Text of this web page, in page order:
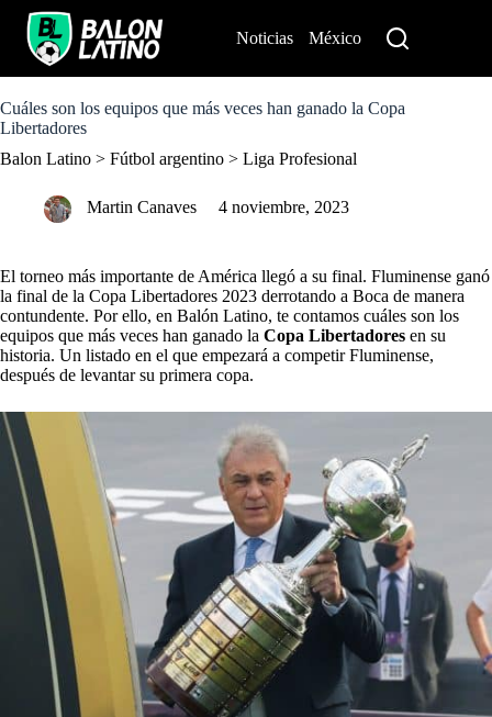
o
c
n
Noticias México
Cuáles son los equipos que más veces han ganado la Copa
Libertadores
Balon Latino > Fútbol argentino > Liga Profesional
Martin Canaves 4 noviembre, 2023
El torneo más importante de América llegó a su final. Fluminense ganó
la final de la Copa Libertadores 2023 derrotando a Boca de manera
contundente. Por ello, en Balón Latino, te contamos cuáles son los
equipos que más veces han ganado la Copa Libertadores en su
historia. Un listado en el que empezará a competir Fluminense,
después de levantar su primera copa.